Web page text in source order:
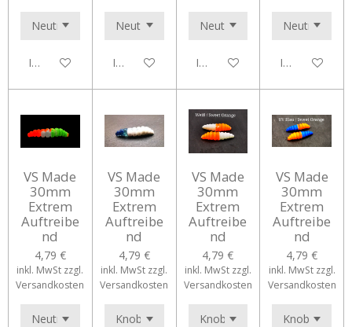
In den WarenkorbIn den WarenkorbIn den WarenkorbIn den
VS Made
30mm
Extrem
Auftreibe
nd
4,79 €
inkl. MwSt zzgl.
Versandkosten
VS Made
30mm
Extrem
Auftreibe
nd
4,79 €
inkl. MwSt zzgl.
Versandkosten
VS Made
30mm
Extrem
Auftreibe
nd
4,79 €
inkl. MwSt zzgl.
Versandkosten
VS Made
30mm
Extrem
Auftreibe
nd
4,79 €
inkl. MwSt zzgl.
Versandkosten